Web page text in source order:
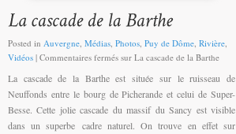
Posted in Auvergne, Médias, Photos, Puy de Dôme, Rivière,
Vidéos | Commentaires fermés sur La cascade de la Barthe
La cascade de la Barthe est située sur le ruisseau de
Neuffonds entre le bourg de Picherande et celui de Super-
Besse. Cette jolie cascade du massif du Sancy est visible
dans un superbe cadre naturel. On trouve en effet sur